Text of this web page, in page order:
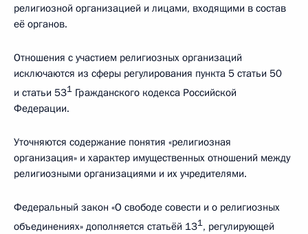
религиозной организацией и лицами, входящими в состав
её органов.
Отношения с участием религиозных организаций
исключаются из сферы регулирования пункта 5 статьи 50
и статьи 531 Гражданского кодекса Российской
Федерации.
Уточняются содержание понятия «религиозная
организация» и характер имущественных отношений между
религиозными организациями и их учредителями.
Федеральный закон «О свободе совести и о религиозных
объединениях» дополняется статьёй 131, регулирующей